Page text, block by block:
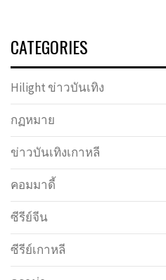
CATEGORIES
Hilight ข่าวบันเทิง
กฏหมาย
ข่าวบันเทิงเกาหลี
คอมมาดี้
ซีรีย์จีน
ซีรีย์เกาหลี